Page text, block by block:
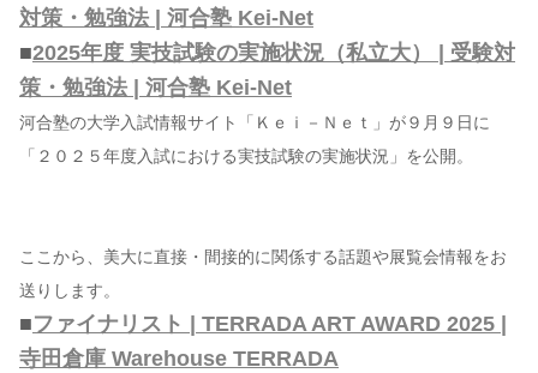
対策・勉強法 | 河合塾 Kei-Net
■2025年度 実技試験の実施状況（私立大） | 受験対
策・勉強法 | 河合塾 Kei-Net
河合塾の大学入試情報サイト「Ｋｅｉ－Ｎｅｔ」が９月９日に
「２０２５年度入試における実技試験の実施状況」を公開。
ここから、美大に直接・間接的に関係する話題や展覧会情報をお
送りします。
■ファイナリスト | TERRADA ART AWARD 2025 |
寺田倉庫 Warehouse TERRADA